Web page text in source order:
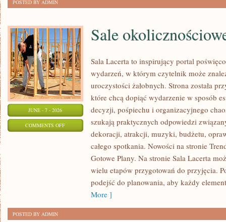
POSTED BY ADMIN
JUNE - 7 - 2026
COMMENTS OFFON
OKOLICZNOŚCIOWE
Sale
Sala Lacerta to inspirujący portal
wydarzeń, w którym czytelnik może
uroczystości żałobnych. Strona została
które chcą dopiąć wydarzenie w sposób
decyzji, pośpiechu i organizacyjnego
szukają praktycznych odpowiedzi
dekoracji, atrakcji, muzyki, budżetu,
całego spotkania. Nowości na stronie
Gotowe Plany. Na stronie Sala Lacerta
wielu etapów przygotowań do przyjęcia.
podejść do planowania, aby każdy
More ]
POSTED BY ADMIN